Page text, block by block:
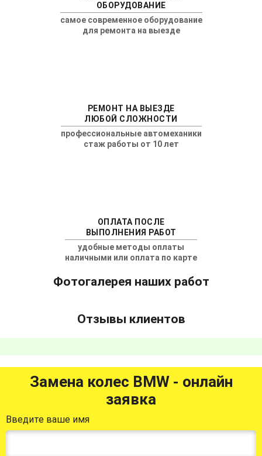
ОБОРУДОВАНИЕ
самое современное оборудование
для ремонта на выезде
РЕМОНТ НА ВЫЕЗДЕ
ЛЮБОЙ СЛОЖНОСТИ
профессиональные автомеханики
стаж работы от 10 лет
ОПЛАТА ПОСЛЕ
ВЫПОЛНЕНИЯ РАБОТ
удобные методы оплаты
наличными или оплата по карте
Фотогалерея наших работ
Отзывы клиентов
Замена колес BMW - онлайн
заявка
Введите ваше имя